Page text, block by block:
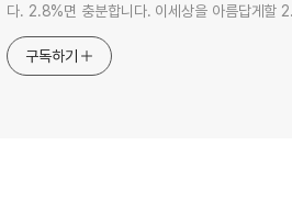
다. 2.8%면 충분합니다. 이세상을 아름답게할
구독하기